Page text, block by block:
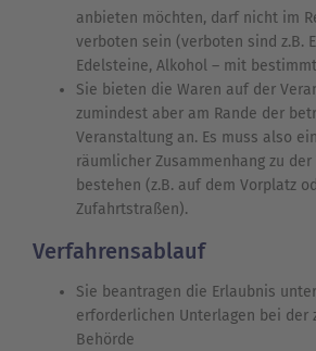
anbieten möchten, darf nicht im
verboten sein (verboten sind z.B.
Edelsteine, Alkohol – mit
Sie bieten die Waren auf der
zumindest aber am Rande der
Veranstaltung an. Es muss also
räumlicher Zusammenhang zu
bestehen (z.B. auf dem Vorplatz
Zufahrtstraßen).
Verfahrensablauf
Sie beantragen die Erlaubnis
erforderlichen Unterlagen bei der
Behörde